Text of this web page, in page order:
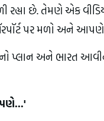
રહ્યા છે. તેમણે એક
પર મળો અને
પ્લાન અને ભારત